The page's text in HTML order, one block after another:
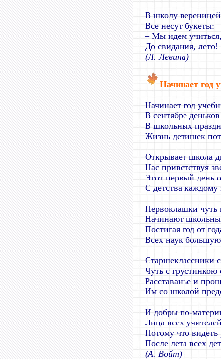
В школу вереницей
Все несут букеты:
– Мы идем учиться,
До свидания, лето!
(Л. Левина)
Начинает год
Начинает год
В сентябре деньков
В школьных
Жизнь детишек
Открывает школа
Нас приветствуя
Этот первый день
С детства каждому
Первоклашки чуть
Начинают
Постигая год от
Всех наук большую
Старшеклассники
Чуть с грустинкою
Расставанье и
Им со школой
И добры по-
Лица всех
Потому что видеть
После лета всех
(А. Войт)